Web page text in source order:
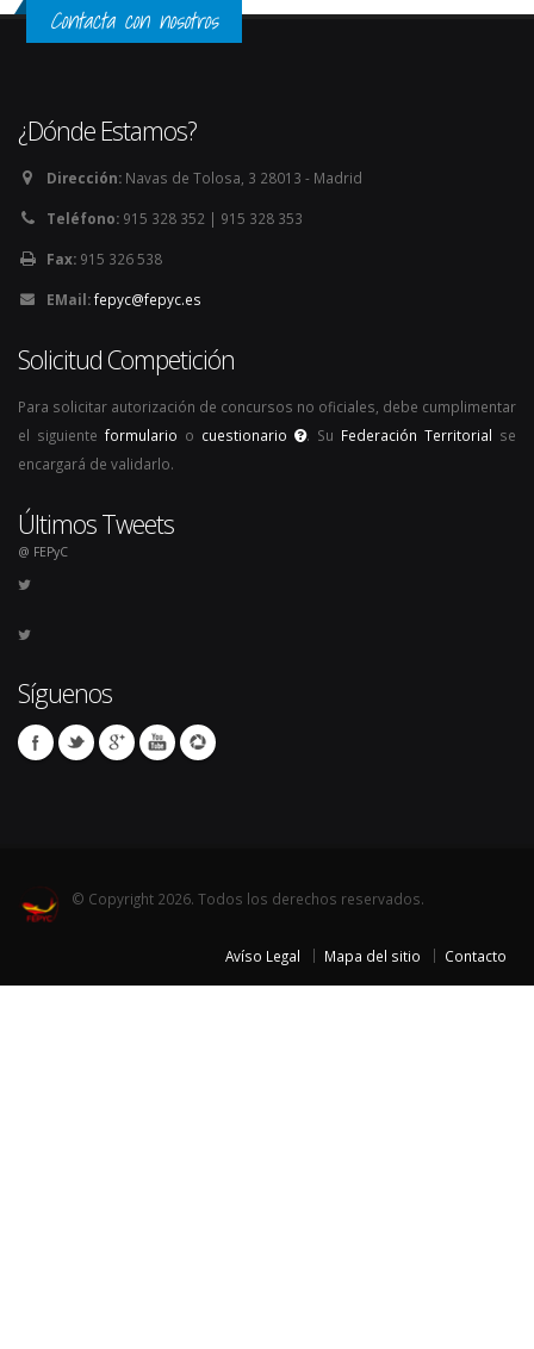
Contacta con nosotros
¿Dónde Estamos?
Dirección: Navas de Tolosa, 3 28013 - Madrid
Teléfono: 915 328 352 | 915 328 353
Fax: 915 326 538
EMail:fepyc@fepyc.es
Solicitud Competición
Para solicitar autorización de concursos no oficiales, debe cumplimentar
el siguiente formulario o cuestionario . Su Federación Territorial se
encargará de validarlo.
Últimos Tweets
@ FEPyC
Síguenos
© Copyright 2026. Todos los derechos reservados.
Avíso Legal Mapa del sitio Contacto